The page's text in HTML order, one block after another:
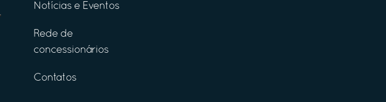
Notícias e Eventos
Rede de
concessionários
Contatos